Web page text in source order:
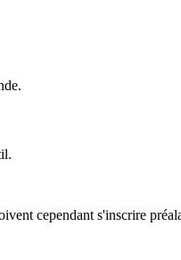
cependant s'inscrire